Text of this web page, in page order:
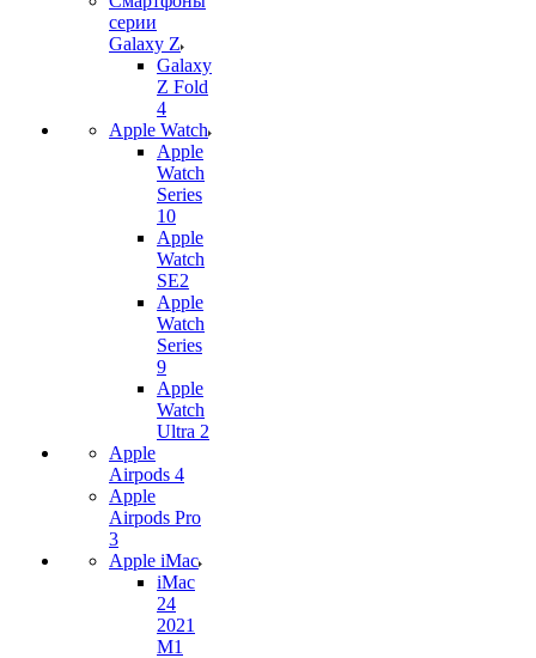
серии
Galaxy Z
Galaxy
Z Fold
4
Apple Watch
Apple
Watch
Series
10
Apple
Watch
SE2
Apple
Watch
Series
9
Apple
Watch
Ultra 2
Apple
Airpods 4
Apple
Airpods Pro
3
Apple iMac
iMac
24
2021
M1